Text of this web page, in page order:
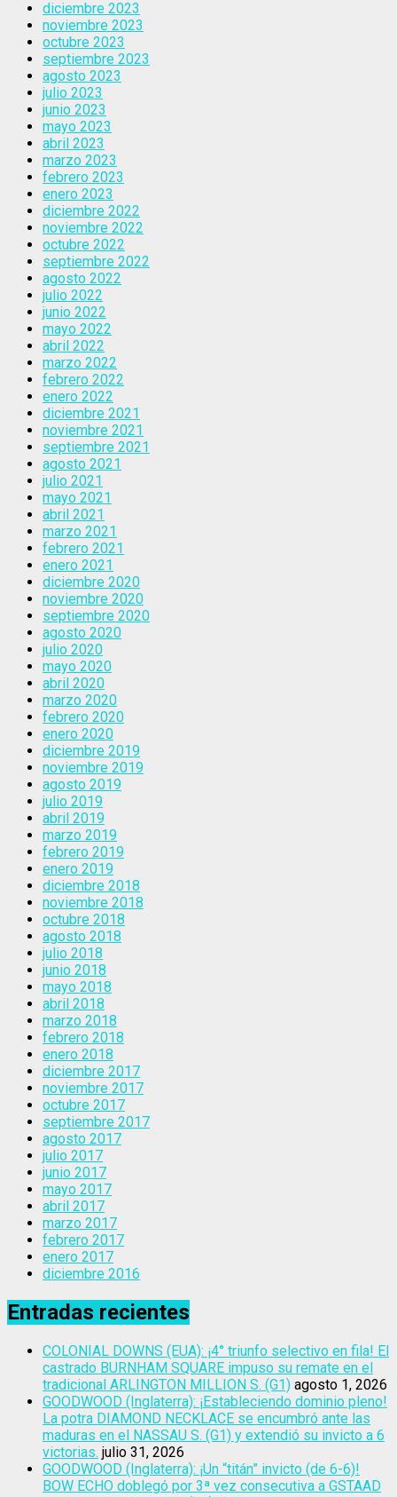
diciembre 2023
noviembre 2023
octubre 2023
septiembre 2023
agosto 2023
julio 2023
junio 2023
mayo 2023
abril 2023
marzo 2023
febrero 2023
enero 2023
diciembre 2022
noviembre 2022
octubre 2022
septiembre 2022
agosto 2022
julio 2022
junio 2022
mayo 2022
abril 2022
marzo 2022
febrero 2022
enero 2022
diciembre 2021
noviembre 2021
septiembre 2021
agosto 2021
julio 2021
mayo 2021
abril 2021
marzo 2021
febrero 2021
enero 2021
diciembre 2020
noviembre 2020
septiembre 2020
agosto 2020
julio 2020
mayo 2020
abril 2020
marzo 2020
febrero 2020
enero 2020
diciembre 2019
noviembre 2019
agosto 2019
julio 2019
abril 2019
marzo 2019
febrero 2019
enero 2019
diciembre 2018
noviembre 2018
octubre 2018
agosto 2018
julio 2018
junio 2018
mayo 2018
abril 2018
marzo 2018
febrero 2018
enero 2018
diciembre 2017
noviembre 2017
octubre 2017
septiembre 2017
agosto 2017
julio 2017
junio 2017
mayo 2017
abril 2017
marzo 2017
febrero 2017
enero 2017
diciembre 2016
Entradas recientes
COLONIAL DOWNS (EUA): ¡4° triunfo selectivo en fila! El
castrado BURNHAM SQUARE impuso su remate en el
tradicional ARLINGTON MILLION S. (G1) agosto 1, 2026
GOODWOOD (Inglaterra): ¡Estableciendo dominio pleno!
La potra DIAMOND NECKLACE se encumbró ante las
maduras en el NASSAU S. (G1) y extendió su invicto a 6
victorias. julio 31, 2026
GOODWOOD (Inglaterra): ¡Un “titán” invicto (de 6-6)!
BOW ECHO doblegó por 3ª vez consecutiva a GSTAAD